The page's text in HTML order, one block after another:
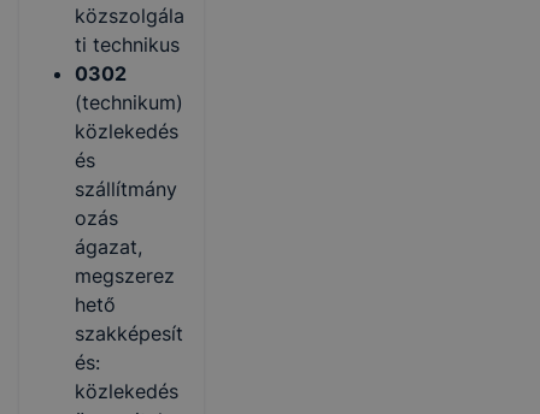
közszolgála
ti technikus
0302
(technikum)
közlekedés
és
szállítmány
ozás
ágazat,
megszerez
hető
szakképesít
és:
közlekedés